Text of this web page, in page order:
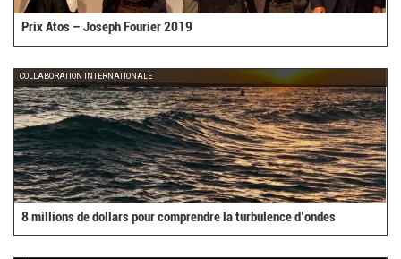
Prix Atos – Joseph Fourier 2019
COLLABORATION INTERNATIONALE
8 millions de dollars pour comprendre la turbulence d’ondes